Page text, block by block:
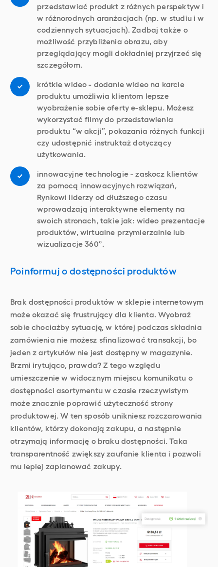
przedstawiać produkt z różnych perspektyw i
w różnorodnych aranżacjach (np. w studiu i w
codziennych sytuacjach). Zadbaj także o
możliwość przybliżenia obrazu, aby
przeglądający mogli dokładniej przyjrzeć się
szczegółom.
krótkie wideo - dodanie wideo na karcie
produktu umożliwia klientom lepsze
wyobrażenie sobie oferty e-sklepu. Możesz
wykorzystać filmy do przedstawienia
produktu “w akcji”, pokazania różnych funkcji
czy udostępnić instruktaż dotyczący
użytkowania.
innowacyjne technologie - zaskocz klientów
za pomocą innowacyjnych rozwiązań,
Rynkowi liderzy od dłuższego czasu
wprowadzają interaktywne elementy na
swoich stronach, takie jak: wideo prezentacje
produktów, wirtualne przymierzalnie lub
wizualizacje 360°.
Poinformuj o dostępności produktów
Brak dostępności produktów w sklepie internetowym
może okazać się frustrujący dla klienta. Wyobraź
sobie chociażby sytuację, w której podczas składnia
zamówienia nie możesz sfinalizować transakcji, bo
jeden z artykułów nie jest dostępny w magazynie.
Brzmi irytująco, prawda? Z tego względu
umieszczenie w widocznym miejscu komunikatu o
dostępności asortymentu w czasie rzeczywistym
może znacznie poprawić użyteczność strony
produktowej. W ten sposób unikniesz rozczarowania
klientów, którzy dokonają zakupu, a następnie
otrzymają informację o braku dostępności. Taka
transparentność zwiększy zaufanie klienta i pozwoli
mu lepiej zaplanować zakupy.